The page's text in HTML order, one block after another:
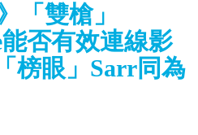
「雙槍」
否有效連線影
眼」Sarr同為